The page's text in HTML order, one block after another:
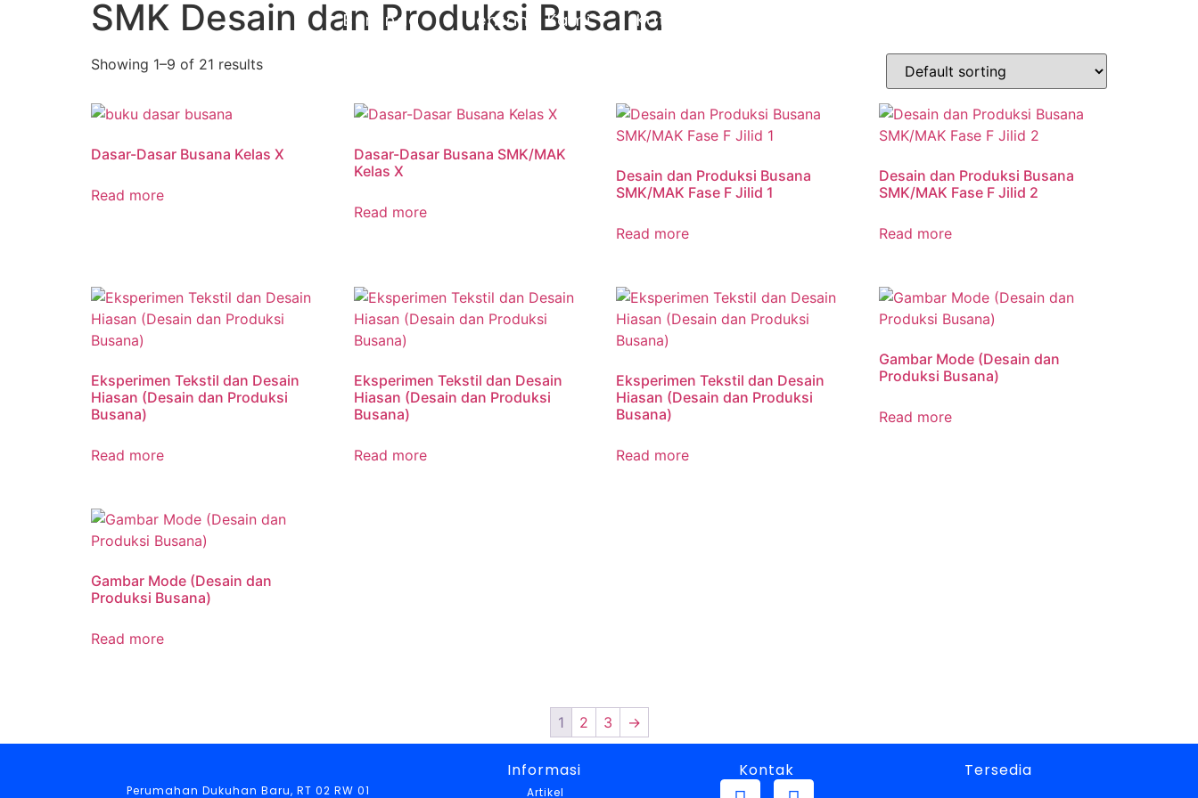
Beranda Tentang Kami Katalog
SMK Desain dan Produksi Busana
Showing 1–9 of 21 results
Dasar-Dasar Busana Kelas X
Read more
Dasar-Dasar Busana SMK/MAK
Kelas X
Read more
Desain dan Produksi Busana
SMK/MAK Fase F Jilid 1
Read more
Desain dan Produksi Busana
SMK/MAK Fase F Jilid 2
Read more
Eksperimen Tekstil dan Desain
Hiasan (Desain dan Produksi
Busana)
Read more
Eksperimen Tekstil dan Desain
Hiasan (Desain dan Produksi
Busana)
Read more
Eksperimen Tekstil dan Desain
Hiasan (Desain dan Produksi
Busana)
Read more
Gambar Mode (Desain dan
Produksi Busana)
Read more
Gambar Mode (Desain dan
Produksi Busana)
Read more
1 2 3 →
Perumahan Dukuhan Baru, RT 02 RW 01
Informasi
Artikel
Kontak Tersedia